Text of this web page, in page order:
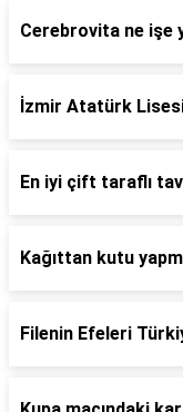
Cerebrovita ne işe
İzmir Atatürk
En iyi çift taraflı
Kağıttan kutu
Filenin Efeleri